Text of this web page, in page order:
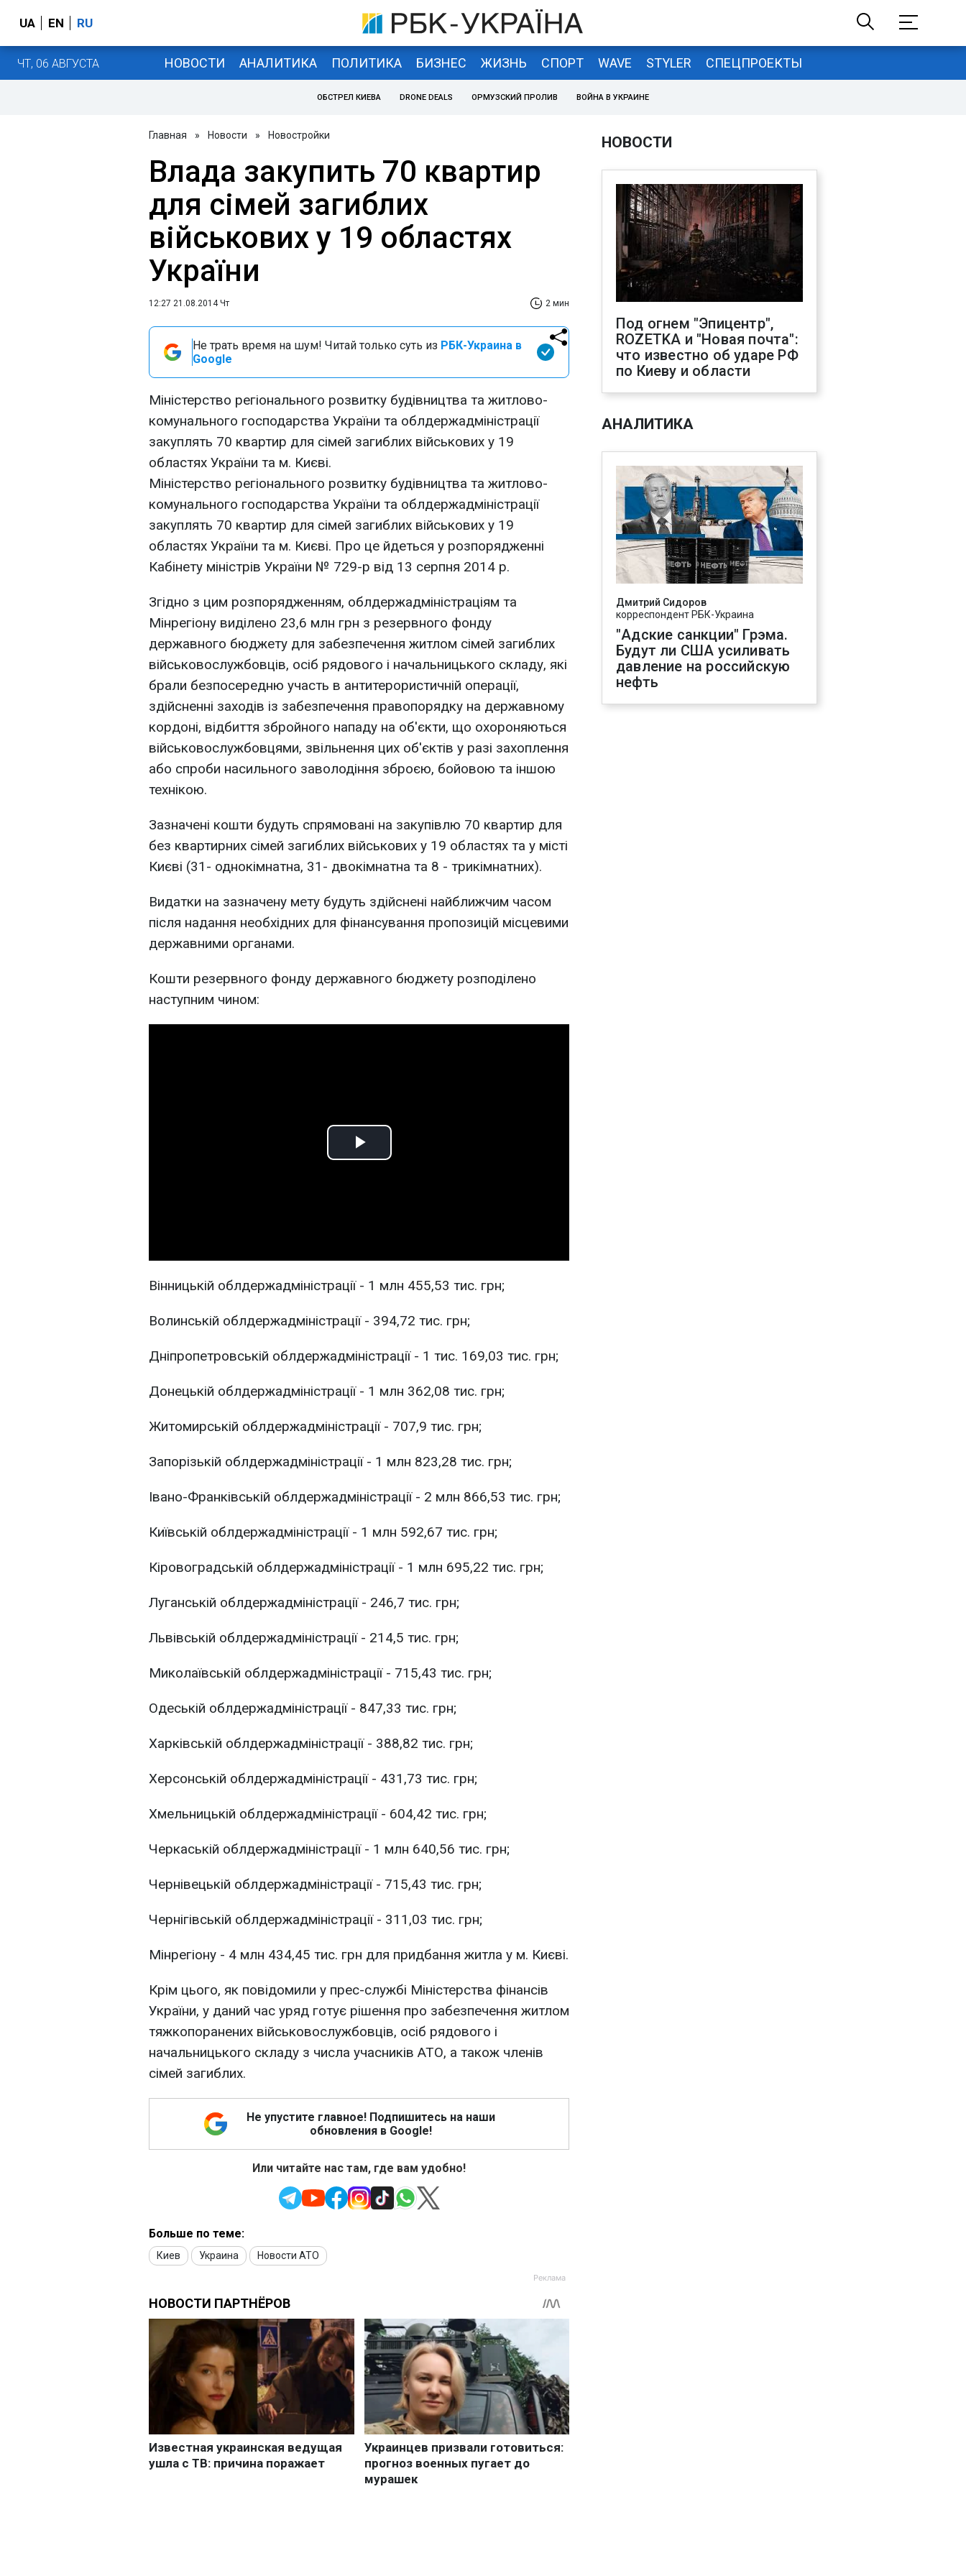
UA EN RU
ЧТ, 06 АВГУСТА НОВОСТИ АНАЛИТИКА ПОЛИТИКА БИЗНЕС ЖИЗНЬ СПОРТ WAVE STYLER СПЕЦПРОЕКТЫ
ОБСТРЕЛ КИЕВА DRONE DEALS ОРМУЗСКИЙ ПРОЛИВ ВОЙНА В УКРАИНЕ
Главная » Новости » Новостройки
Влада закупить 70 квартир
для сімей загиблих
військових у 19 областях
України
12:27 21.08.2014 Чт 2 мин
Не трать время на шум! Читай только суть из РБК-Украина в
Google
Міністерство регіонального розвитку будівництва та житлово-
комунального господарства України та облдержадміністрації
закуплять 70 квартир для сімей загиблих військових у 19
областях України та м. Києві.
Міністерство регіонального розвитку будівництва та житлово-
комунального господарства України та облдержадміністрації
закуплять 70 квартир для сімей загиблих військових у 19
областях України та м. Києві. Про це йдеться у розпорядженні
Кабінету міністрів України № 729-р від 13 серпня 2014 р.
Згідно з цим розпорядженням, облдержадміністраціям та
Мінрегіону виділено 23,6 млн грн з резервного фонду
державного бюджету для забезпечення житлом сімей загиблих
військовослужбовців, осіб рядового і начальницького складу, які
брали безпосередню участь в антитерористичній операції,
здійсненні заходів із забезпечення правопорядку на державному
кордоні, відбиття збройного нападу на об'єкти, що охороняються
військовослужбовцями, звільнення цих об'єктів у разі захоплення
або спроби насильного заволодіння зброєю, бойовою та іншою
технікою.
Зазначені кошти будуть спрямовані на закупівлю 70 квартир для
без квартирних сімей загиблих військових у 19 областях та у місті
Києві (31- однокімнатна, 31- двокімнатна та 8 - трикімнатних).
Видатки на зазначену мету будуть здійснені найближчим часом
після надання необхідних для фінансування пропозицій місцевими
державними органами.
Кошти резервного фонду державного бюджету розподілено
наступним чином:
Play
Вінницькій облдержадміністрації - 1 млн 455,53 тис. грн;
Волинській облдержадміністрації - 394,72 тис. грн;
Дніпропетровській облдержадміністрації - 1 тис. 169,03 тис. грн;
Донецькій облдержадміністрації - 1 млн 362,08 тис. грн;
Житомирській облдержадміністрації - 707,9 тис. грн;
Запорізькій облдержадміністрації - 1 млн 823,28 тис. грн;
Івано-Франківській облдержадміністрації - 2 млн 866,53 тис. грн;
Київській облдержадміністрації - 1 млн 592,67 тис. грн;
Кіровоградській облдержадміністрації - 1 млн 695,22 тис. грн;
Луганській облдержадміністрації - 246,7 тис. грн;
Львівській облдержадміністрації - 214,5 тис. грн;
Миколаївській облдержадміністрації - 715,43 тис. грн;
Одеській облдержадміністрації - 847,33 тис. грн;
Харківській облдержадміністрації - 388,82 тис. грн;
Херсонській облдержадміністрації - 431,73 тис. грн;
Хмельницькій облдержадміністрації - 604,42 тис. грн;
Черкаській облдержадміністрації - 1 млн 640,56 тис. грн;
Чернівецькій облдержадміністрації - 715,43 тис. грн;
Чернігівській облдержадміністрації - 311,03 тис. грн;
Мінрегіону - 4 млн 434,45 тис. грн для придбання житла у м. Києві.
Крім цього, як повідомили у прес-службі Міністерства фінансів
України, у даний час уряд готує рішення про забезпечення житлом
тяжкопоранених військовослужбовців, осіб рядового і
начальницького складу з числа учасників АТО, а також членів
сімей загиблих.
Не упустите главное! Подпишитесь на наши
обновления в Google!
Или читайте нас там, где вам удобно!
Больше по теме:
Киев Украина Новости АТО
НОВОСТИ
Под огнем "Эпицентр",
ROZETKA и "Новая почта":
что известно об ударе РФ
по Киеву и области
АНАЛИТИКА
Дмитрий Сидоров
корреспондент РБК-Украина
"Адские санкции" Грэма.
Будут ли США усиливать
давление на российскую
нефть